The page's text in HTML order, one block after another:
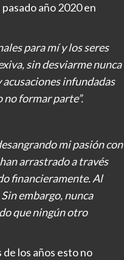
año 2020 en
para mí y los seres
sin desviarme nunca
acusaciones infundadas
no formar parte”.
mi pasión con
arrastrado a través
financieramente. Al
embargo, nunca
que ningún otro
los años esto no